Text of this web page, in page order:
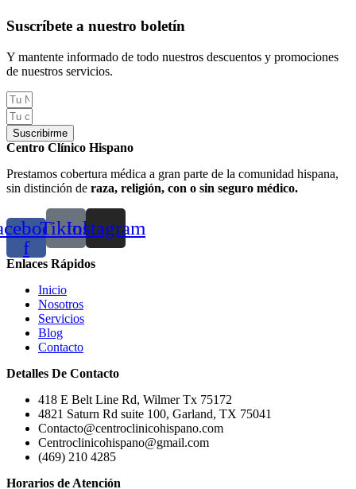
Suscríbete a nuestro boletín
Y mantente informado de todo nuestros descuentos y promociones
de nuestros servicios.
Suscribirme
Centro Clínico Hispano
Prestamos cobertura médica a gran parte de la comunidad hispana,
sin distinción de raza, religión, con o sin seguro médico.
f
TiktokInstagram
Enlaces Rápidos
Inicio
Nosotros
Servicios
Blog
Contacto
Detalles De Contacto
418 E Belt Line Rd, Wilmer Tx 75172
4821 Saturn Rd suite 100, Garland, TX 75041
Contacto@centroclinicohispano.com
Centroclinicohispano@gmail.com
(469) 210 4285
Horarios de Atención